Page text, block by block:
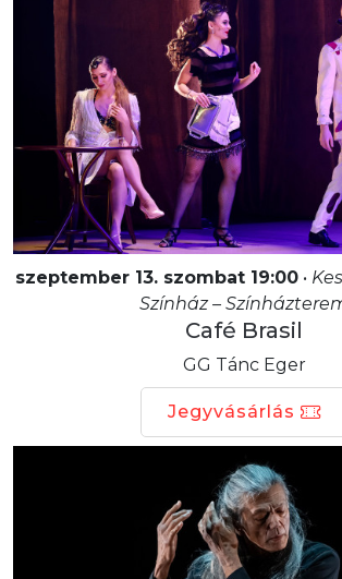
szeptember 13. szombat 19:00 •
Színház –
Café Brasil
GG Tánc Eger
Jegyvásárlás